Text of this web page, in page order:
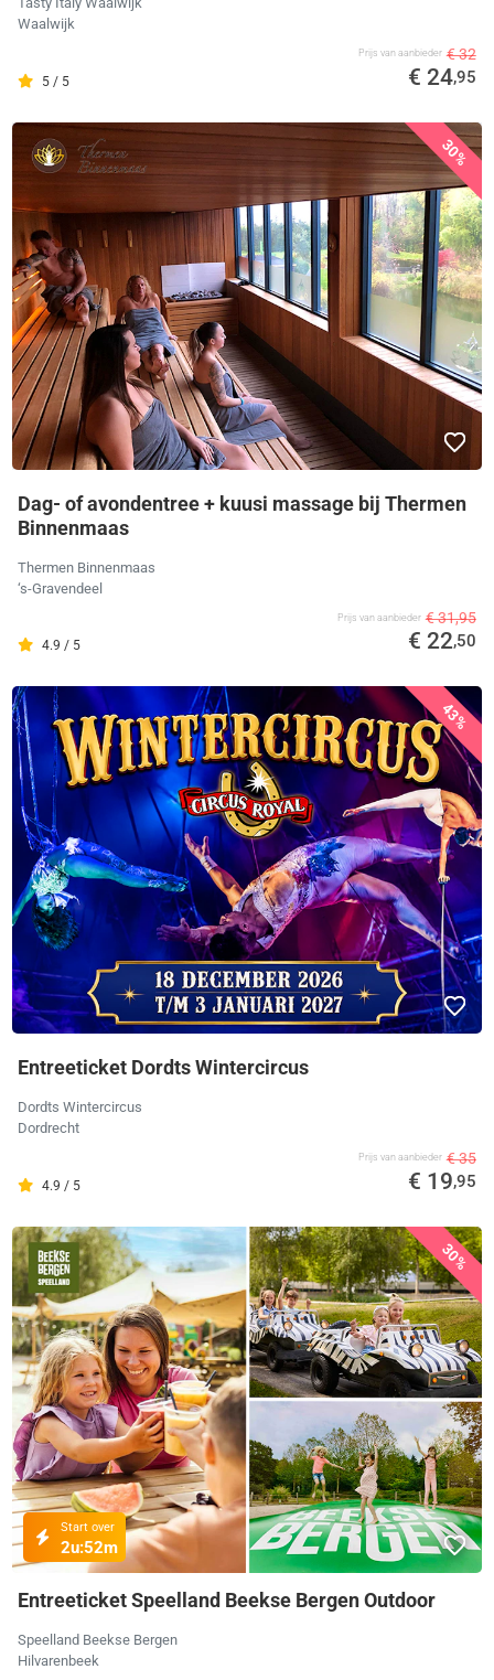
Waalwijk
5 / 5
Prijs van aanbieder € 32
€ 24,95
30%
Dag- of avondentree + kuusi massage bij Thermen
Binnenmaas
Thermen Binnenmaas
‘s-Gravendeel
4.9 / 5
Prijs van aanbieder € 31,95
€ 22,50
43%
Entreeticket Dordts Wintercircus
Dordts Wintercircus
Dordrecht
4.9 / 5
Prijs van aanbieder € 35
€ 19,95
30%
Start over
2u:52m
Entreeticket Speelland Beekse Bergen Outdoor
Speelland Beekse Bergen
Hilvarenbeek